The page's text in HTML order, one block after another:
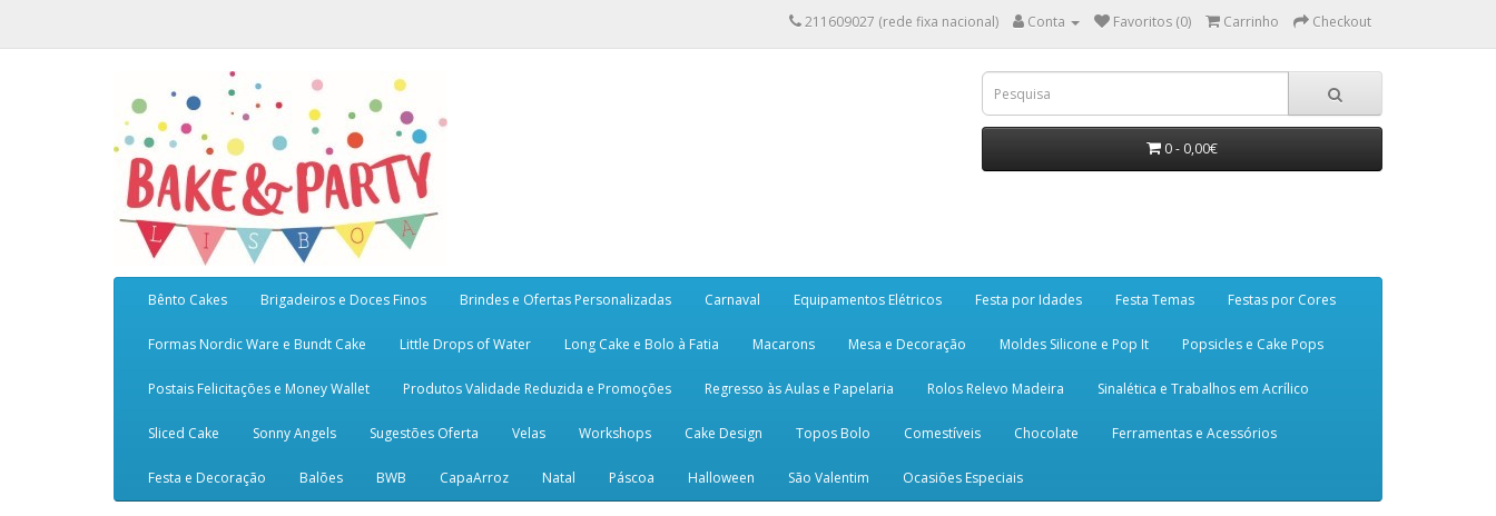
211609027 (rede fixa nacional) Conta Favoritos (0) Carrinho Checkout
0 - 0,00€
Bênto Cakes Brigadeiros e Doces Finos Brindes e Ofertas Personalizadas Carnaval Equipamentos Elétricos Festa por Idades Festa Temas Festas por Cores
Formas Nordic Ware e Bundt Cake Little Drops of Water Long Cake e Bolo à Fatia Macarons Mesa e Decoração Moldes Silicone e Pop It Popsicles e Cake Pops
Postais Felicitações e Money Wallet Produtos Validade Reduzida e Promoções Regresso às Aulas e Papelaria Rolos Relevo Madeira Sinalética e Trabalhos em Acrílico
Sliced Cake Sonny Angels Sugestões Oferta Velas Workshops Cake Design Topos Bolo Comestíveis Chocolate Ferramentas e Acessórios
Festa e Decoração Balões BWB CapaArroz Natal Páscoa Halloween São Valentim Ocasiões Especiais